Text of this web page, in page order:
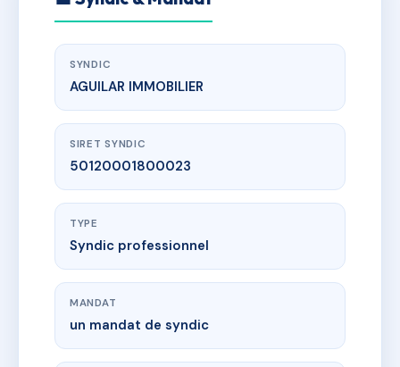
SYNDIC
AGUILAR IMMOBILIER
SIRET SYNDIC
50120001800023
TYPE
Syndic professionnel
MANDAT
un mandat de syndic